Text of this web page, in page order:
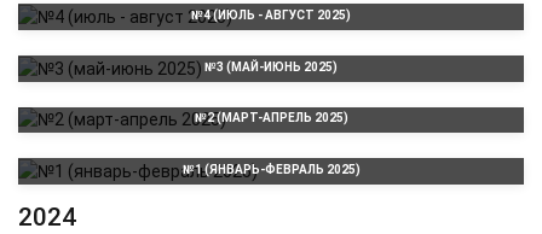
№4 (ИЮЛЬ - АВГУСТ 2025)
№3 (МАЙ-ИЮНЬ 2025)
№2 (МАРТ-АПРЕЛЬ 2025)
№1 (ЯНВАРЬ-ФЕВРАЛЬ 2025)
2024